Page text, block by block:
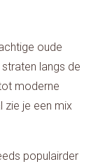
oude
langs de
moderne
zie je een mix
populairder